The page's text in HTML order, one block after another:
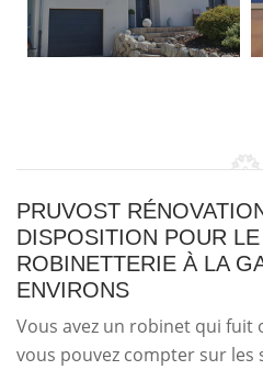
PRUVOST
DISPOSITION POUR
ROBINETTERIE À LA
ENVIRONS
Vous avez un robinet qui fuit
vous pouvez compter sur les